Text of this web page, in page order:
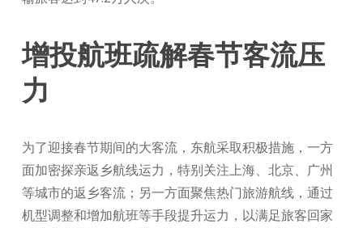
增投航班疏解春节客流压
力
为了迎接春节期间的大客流，东航采取积极措施，一方
面加密探亲返乡航线运力，特别关注上海、北京、广州
等城市的返乡客流；另一方面聚焦热门旅游航线，通过
机型调整和增加航班等手段提升运力，以满足旅客回家